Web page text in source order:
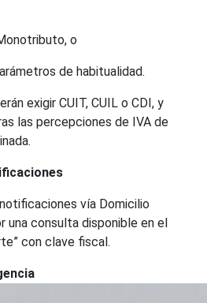
o
de habitualidad.
exigir CUIT, CUIL o CDI, y
las percepciones de IVA de
vía Domicilio
una consulta disponible en el
con clave fiscal.